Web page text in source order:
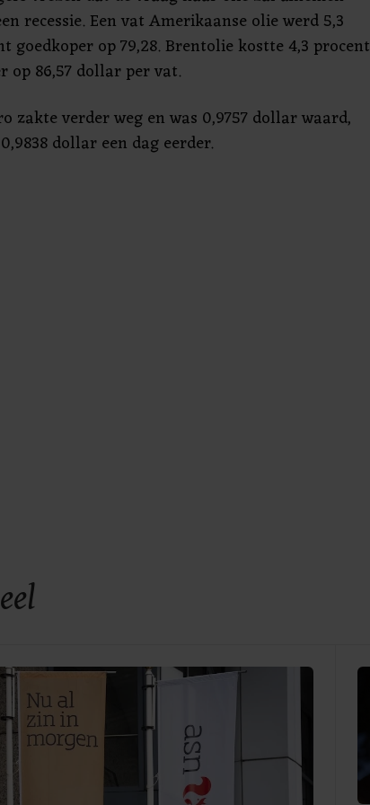
recessie. Een vat Amerikaanse olie werd 5,3
goedkoper op 79,28. Brentolie kostte 4,3 procent
op 86,57 dollar per vat.
zakte verder weg en was 0,9757 dollar waard,
dollar een dag eerder.